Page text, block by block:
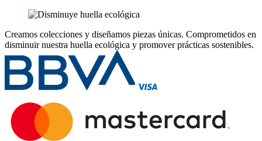
Creamos colecciones y diseñamos piezas únicas. Comprometidos en
disminuir nuestra huella ecológica y promover prácticas sostenibles.